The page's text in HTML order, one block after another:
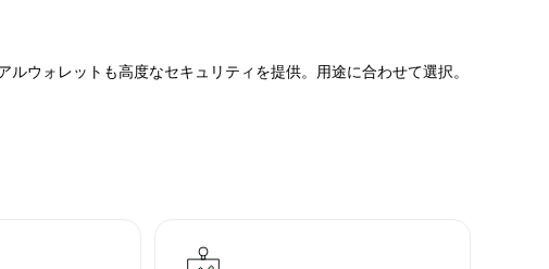
ウォレットも高度なセキュリティを提供。用途に合わせて選択。